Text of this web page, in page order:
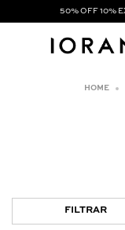
50% OFF 10%
FILTRAR